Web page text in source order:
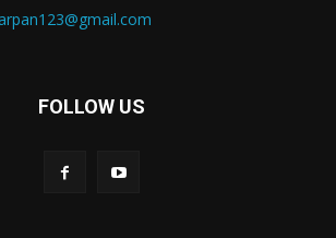
FOLLOW US